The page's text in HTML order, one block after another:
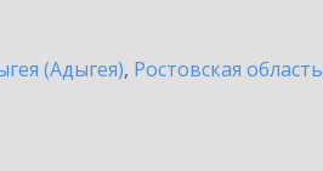
(Адыгея), Ростовская область